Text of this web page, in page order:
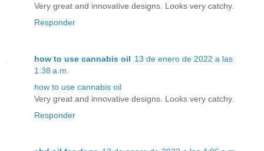
Very great and innovative designs. Looks very catchy.
Responder
how to use cannabis oil 13 de enero de 2022 a las
1:38 a.m.
how to use cannabis oil
Very great and innovative designs. Looks very catchy.
Responder